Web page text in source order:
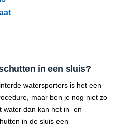
in een sluis?
watersporters is het een
maar ben je nog niet zo
water dan kan het in- en
in de sluis een